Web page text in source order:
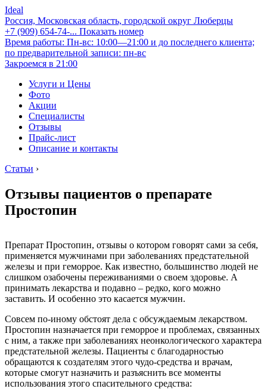
Ideal
Россия, Московская область, городской округ Люберцы
+7 (909) 654-74-... Показать номер
Время работы: Пн-вс: 10:00—21:00 и до последнего клиента;
по предварительной записи: пн-вс
Закроемся в 21:00
Услуги и Цены
Фото
Акции
Специалисты
Отзывы
Прайс-лист
Описание и контакты
Статьи ›
Отзывы пациентов о препарате
Простопин
Препарат Простопин, отзывы о котором говорят сами за себя,
применяется мужчинами при заболеваниях предстательной
железы и при геморрое. Как известно, большинство людей не
слишком озабочены переживаниями о своем здоровье. А
принимать лекарства и подавно – редко, кого можно
заставить. И особенно это касается мужчин.
Совсем по-иному обстоят дела с обсуждаемым лекарством.
Простопин назначается при геморрое и проблемах, связанных
с ним, а также при заболеваниях неонкологического характера
предстательной железы. Пациенты с благодарностью
обращаются к создателям этого чудо-средства и врачам,
которые смогут назначить и разъяснить все моменты
использования этого спасительного средства: